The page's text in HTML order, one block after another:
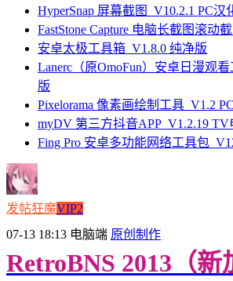
HyperSnap 屏幕截图_V10.2.1 PC汉
FastStone Capture 电脑长截图滚动
安卓太极工具箱_V1.8.0 纯净版
Lanerc（原OmoFun）安卓日漫观
版
Pixelorama 像素画绘制工具_V1.2
myDV 第三方抖音APP_V1.2.19 TV
Fing Pro 安卓多功能网络工具包
发帖狂魔VIP2
07-13 18:13 电脑端 原创制作
RetroBNS 2013（新